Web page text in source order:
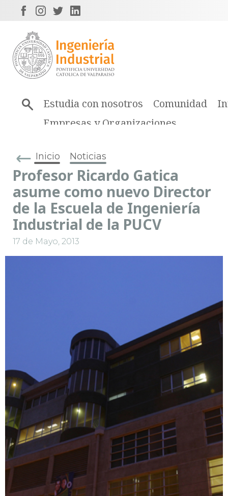
Estudia con nosotros Comunidad
Empresas y Organizaciones
Inicio Noticias
Profesor Ricardo Gatica
asume como nuevo Director
de la Escuela de Ingeniería
Industrial de la PUCV
17 de Mayo, 2013